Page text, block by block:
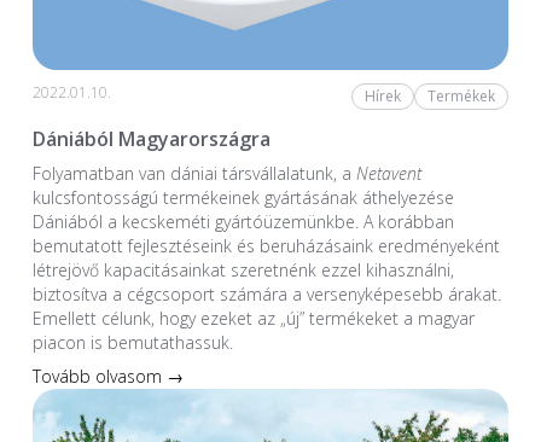
2022.01.10. Hírek Termékek
Dániából Magyarországra
Folyamatban van dániai társvállalatunk, a Netavent
kulcsfontosságú termékeinek gyártásának áthelyezése
Dániából a kecskeméti gyártóüzemünkbe. A korábban
bemutatott fejlesztéseink és beruházásaink eredményeként
létrejövő kapacitásainkat szeretnénk ezzel kihasználni,
biztosítva a cégcsoport számára a versenyképesebb árakat.
Emellett célunk, hogy ezeket az „új” termékeket a magyar
piacon is bemutathassuk.
Tovább olvasom →